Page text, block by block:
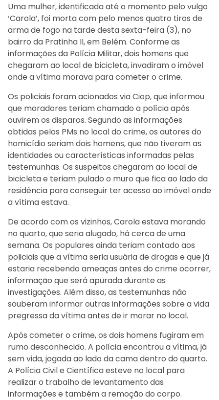
Uma mulher, identificada até o momento pelo vulgo
‘Carola’, foi morta com pelo menos quatro tiros de
arma de fogo na tarde desta sexta-feira (3), no
bairro da Pratinha II, em Belém. Conforme as
informações da Polícia Militar, dois homens que
chegaram ao local de bicicleta, invadiram o imóvel
onde a vítima morava para cometer o crime.
Os policiais foram acionados via Ciop, que informou
que moradores teriam chamado a polícia após
ouvirem os disparos. Segundo as informações
obtidas pelos PMs no local do crime, os autores do
homicídio seriam dois homens, que não tiveram as
identidades ou características informadas pelas
testemunhas. Os suspeitos chegaram ao local de
bicicleta e teriam pulado o muro que fica ao lado da
residência para conseguir ter acesso ao imóvel onde
a vítima estava.
De acordo com os vizinhos, Carola estava morando
no quarto, que seria alugado, há cerca de uma
semana. Os populares ainda teriam contado aos
policiais que a vítima seria usuária de drogas e que já
estaria recebendo ameaças antes do crime ocorrer,
informação que será apurada durante as
investigações. Além disso, as testemunhas não
souberam informar outras informações sobre a vida
pregressa da vítima antes de ir morar no local.
Após cometer o crime, os dois homens fugiram em
rumo desconhecido. A polícia encontrou a vítima, já
sem vida, jogada ao lado da cama dentro do quarto.
A Polícia Civil e Científica esteve no local para
realizar o trabalho de levantamento das
informações e também a remoção do corpo.